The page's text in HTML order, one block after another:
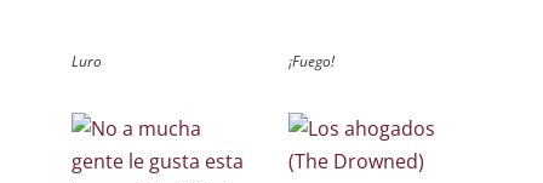
Luro ¡Fuego!